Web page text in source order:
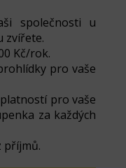
společnosti u
zvířete.
Kč/rok.
pro vaše
pro vaše
za každých
příjmů.